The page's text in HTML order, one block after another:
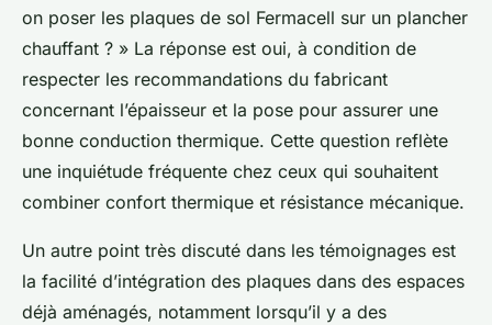
on poser les plaques de sol Fermacell sur un plancher
chauffant ? » La réponse est oui, à condition de
respecter les recommandations du fabricant
concernant l’épaisseur et la pose pour assurer une
bonne conduction thermique. Cette question reflète
une inquiétude fréquente chez ceux qui souhaitent
combiner confort thermique et résistance mécanique.
Un autre point très discuté dans les témoignages est
la facilité d’intégration des plaques dans des espaces
déjà aménagés, notamment lorsqu’il y a des